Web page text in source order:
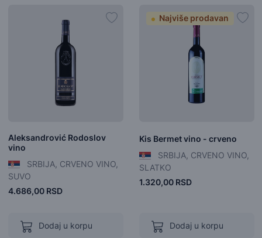
Aleksandrović Rodoslov
vino
SRBIJA, CRVENO VINO,
SUVO
4.686,00 RSD
Dodaj u korpu
Najviše prodavan
Kis Bermet vino - crveno
SRBIJA, CRVENO VINO,
SLATKO
1.320,00 RSD
Dodaj u korpu